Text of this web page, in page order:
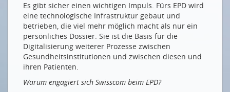
Es gibt sicher einen wichtigen Impuls. Fürs EPD wird
eine technologische Infrastruktur gebaut und
betrieben, die viel mehr möglich macht als nur ein
persönliches Dossier. Sie ist die Basis für die
Digitalisierung weiterer Prozesse zwischen
Gesundheitsinstitutionen und zwischen diesen und
ihren Patienten.
Warum engagiert sich Swisscom beim EPD?